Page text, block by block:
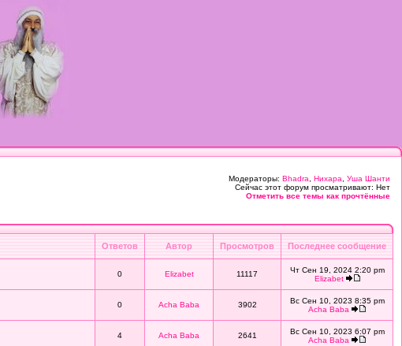
Модераторы: Bhadra Нихара
Уша Шанти
Сейчас этот форум просматривают: Нет
Отметить все темы как прочтённые
Ответов Автор Просмотров Последнее сообщение
0 Elizabet 11117
Чт Сен 19, 2024 2:20 pm
Elizabet
0 Acha Baba 3902
Вс Сен 10, 2023 8:35 pm
Acha Baba
4 Acha Baba 2641
Вс Сен 10, 2023 6:07 pm
Acha Baba